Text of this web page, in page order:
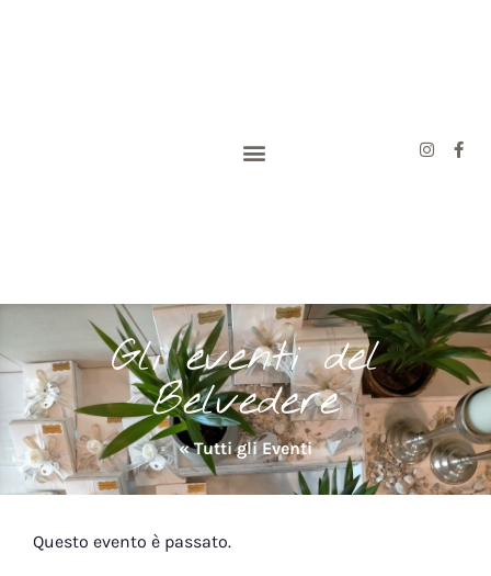
Gli eventi del
Belvedere
« Tutti gli Eventi
Questo evento è passato.